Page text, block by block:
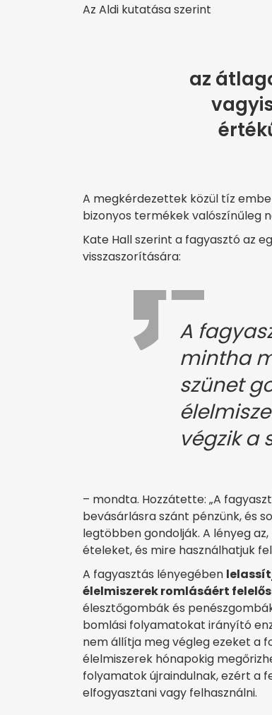
Az Aldi kutatása szerint
az
A megkérdezettek közül tíz
bizonyos termékek valószínűleg
Kate Hall szerint a fagyasztó az
visszaszorítására:
A
mintha
szünet
végzik a
– mondta. Hozzátette: „A
bevásárlásra szánt pénzünk, és
legtöbben gondolják. A lényeg
ételeket, és mire használhatjuk
A fagyasztás lényegében
élelmiszerek romlásáért
élesztőgombák és
bomlási folyamatokat irányító
nem állítja meg végleg ezeket a
élelmiszerek hónapokig
folyamatok újraindulnak, ezért a
elfogyasztani vagy felhasználni.